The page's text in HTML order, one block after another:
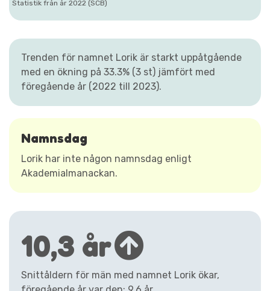
Statistik från år 2022 (SCB)
Trenden för namnet Lorik är starkt uppåtgående
med en ökning på 33.3% (3 st) jämfört med
föregående år (2022 till 2023).
Namnsdag
Lorik har inte någon namnsdag enligt
Akademialmanackan.
10,3 år
Snittåldern för män med namnet Lorik ökar,